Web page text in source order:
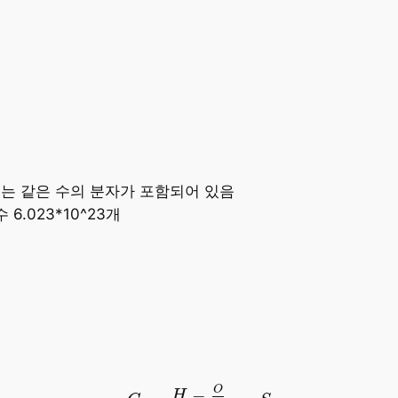
같은 수의 분자가 포함되어 있음
6.023*10^23개
O
H− 84